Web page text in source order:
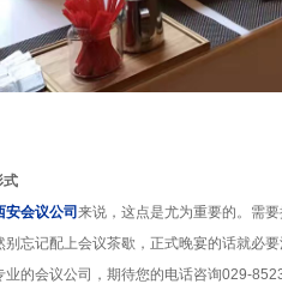
式
安会议公司 来说，这点是尤为重要的。需
别忘记配上会议茶歇，正式晚宴的话就必
会议公司，期待您的电话咨询029-